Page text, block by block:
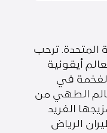
المتحدة. ترحب
أيقونية
في
الطهي من
الفريد
الرياض